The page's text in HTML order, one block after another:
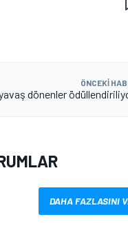
ÖNCEKI
dönenler
DAHA FAZLASINI